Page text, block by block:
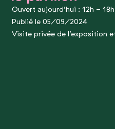
le pavillon
Ouvert aujourd’hui : 12h - 18h
Publié le 05/09/2024
Visite privée de l’exposition